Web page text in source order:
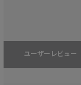
ユーザーレビュー